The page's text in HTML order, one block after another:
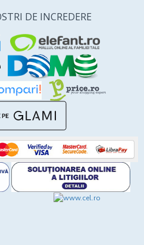
DE INCREDERE